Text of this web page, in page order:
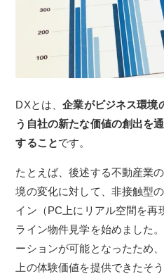
DXとは、企業がビジネス環境
う自社の新たな価値の創出を
することです。
たとえば、後述する不動産業
境の変化に対して、非接触型
イン（PC上にリアル空間を再
ライン物件見学を始めました。
ーションが可能となったため
上の体験価値を提供できたそう